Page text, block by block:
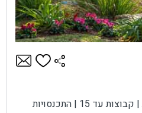
מתאים ל: זוגות | משפחות | קבוצות עד 15 | התכנסויות